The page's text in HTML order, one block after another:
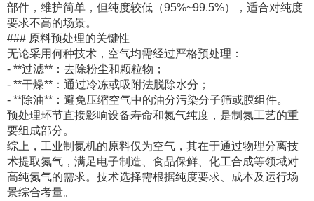
部件，维护简单，但纯度较低（95%~99.5%），适合对纯度
要求不高的场景。
### 原料预处理的关键性
无论采用何种技术，空气均需经过严格预处理：
- **过滤**：去除粉尘和颗粒物；
- **干燥**：通过冷冻或吸附法脱除水分；
- **除油**：避免压缩空气中的油分污染分子筛或膜组件。
预处理环节直接影响设备寿命和氮气纯度，是制氮工艺的重
要组成部分。
综上，工业制氮机的原料仅为空气，其在于通过物理分离技
术提取氮气，满足电子制造、食品保鲜、化工合成等领域对
高纯氮气的需求。技术选择需根据纯度要求、成本及运行场
景综合考量。